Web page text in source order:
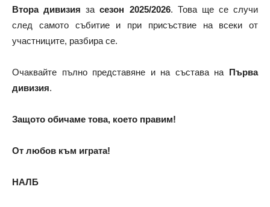
Втора дивизия засезон 2025/2026. Това ще се случи
след самото събитие и при присъствие на всеки от
участниците, разбира се.
Очаквайте пълно представяне и на състава на Първа
дивизия.
Защото обичаме това, което правим!
От любов към играта!
НАЛБ